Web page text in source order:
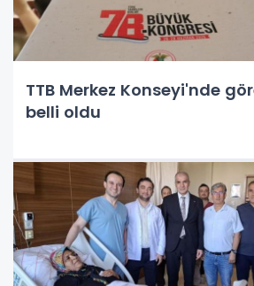
TTB Merkez Konseyi'nde
belli oldu